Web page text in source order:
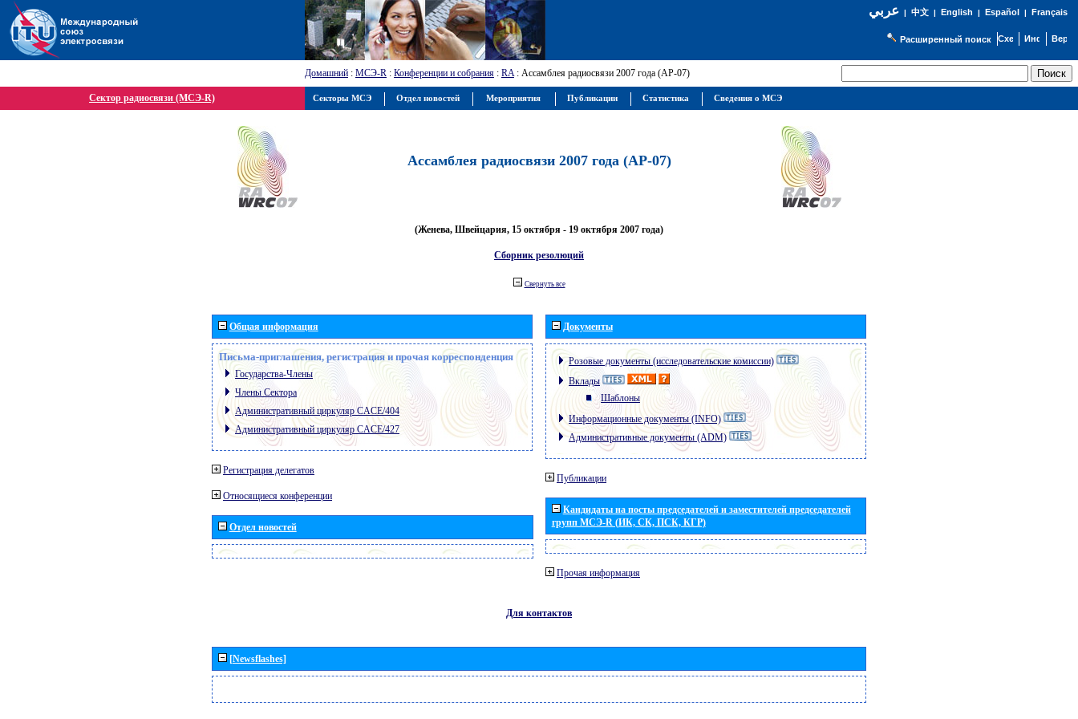
عربي| 中文| English | Español | Français
Расширенный поиск
Домашний : МСЭ-R : Конференции и собрания : RA: Ассамблея радиосвязи 2007 года (АР-07)
Сектор радиосвязи (МСЭ-R)
Ассамблея радиосвязи 2007 года (АР-07)
(Женева, Швейцария, 15 октября - 19 октября 2007 года)
Сборник резолюций
Свернуть все
Общая информация
Письма-приглашения, регистрация и прочая корреспонденция
Государства-Члены
Члены Сектора
Административный циркуляр CACE/404
Административный циркуляр CACE/427
Регистрация делегатов
Относящиеся конференции
Отдел новостей
Документы
Розовые документы (исследовательские комиссии)
Вклады
Шаблоны
Информационные документы (INFO)
Административные документы (ADM)
Публикации
Кандидаты на посты председателей и заместителей председателей
групп МСЭ-R (ИК, СК, ПСК, КГР)
Прочая информация
Для контактов
[Newsflashes]
Секторы МСЭ Отдел новостей Мероприятия Публикации Статистика Сведения о МСЭ